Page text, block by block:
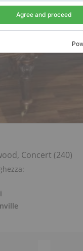
Concert (240)